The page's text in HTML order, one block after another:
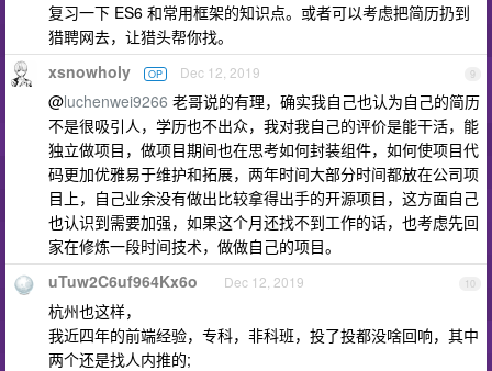
复习一下 ES6 和常用框架的知识点。或者可以考虑把简历扔到
猎聘网去，让猎头帮你找。
9
xsnowholy OP Dec 12, 2019
@luchenwei9266 老哥说的有理，确实我自己也认为自己的简历
不是很吸引人，学历也不出众，我对我自己的评价是能干活，能
独立做项目，做项目期间也在思考如何封装组件，如何使项目代
码更加优雅易于维护和拓展，两年时间大部分时间都放在公司项
目上，自己业余没有做出比较拿得出手的开源项目，这方面自己
也认识到需要加强，如果这个月还找不到工作的话，也考虑先回
家在修炼一段时间技术，做做自己的项目。
10
uTuw2C6uf964Kx6o Dec 12, 2019
杭州也这样，
我近四年的前端经验，专科，非科班，投了投都没啥回响，其中
两个还是找人内推的;